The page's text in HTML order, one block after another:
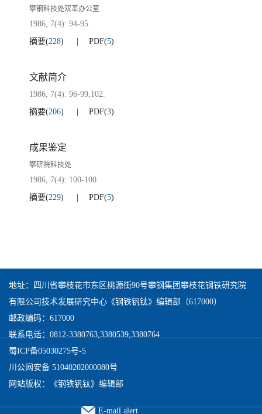
攀钢科技处双革办公室
1986, 7(4): 94-95.
摘要(228) PDF(5)
文献简介
1986, 7(4): 96-99,102.
摘要(206) PDF(3)
成果鉴定
攀研院科技处
1986, 7(4): 100-100.
摘要(229) PDF(5)
地址：四川省攀枝花市东区桃源街90号攀钢集团攀枝花钢铁研究院
有限公司技术发展研究中心《钢铁钒钛》编辑部（617000）
邮政编码：617000
联系电话：0812-3380763,3380539,3380764
蜀ICP备05030275号-5
川公网安备 51040202000080号
网站版权：《钢铁钒钛》编辑部
E-mail alert